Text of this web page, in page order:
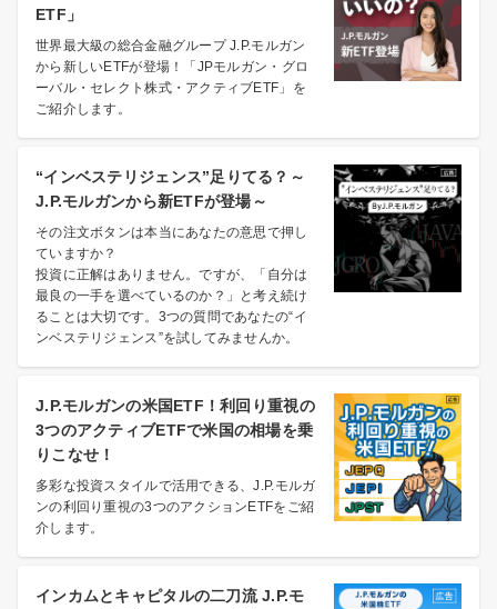
ETF」
世界最大級の総合金融グループ J.P.モルガン
から新しいETFが登場！「JPモルガン・グロ
ーバル・セレクト株式・アクティブETF」を
ご紹介します。
“インベステリジェンス”足りてる？～
J.P.モルガンから新ETFが登場～
その注文ボタンは本当にあなたの意思で押し
ていますか？
投資に正解はありません。ですが、「自分は
最良の一手を選べているのか？」と考え続け
ることは大切です。3つの質問であなたの“イ
ンベステリジェンス”を試してみませんか。
J.P.モルガンの米国ETF！利回り重視の
3つのアクティブETFで米国の相場を乗
りこなせ！
多彩な投資スタイルで活用できる、J.P.モルガ
ンの利回り重視の3つのアクションETFをご紹
介します。
インカムとキャピタルの二刀流 J.P.モ